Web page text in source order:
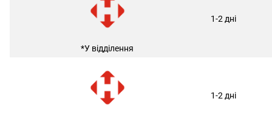
*У відділення
1-2 дні
1-2 дні